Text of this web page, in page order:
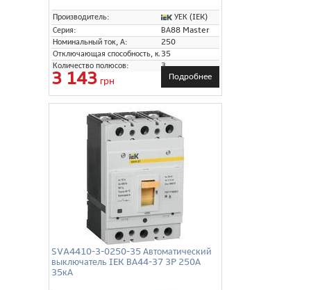
Производитель:
УЕК (IEK)
Серия:
ВА88 Master
Номинальный ток, А:
250
Отключающая способность, кА:35
Количество полюсов:
3
3 143 грн Подробнее
SVA4410-3-0250-35 Автоматический
выключатель IEK ВА44-37 3P 250А
35кА